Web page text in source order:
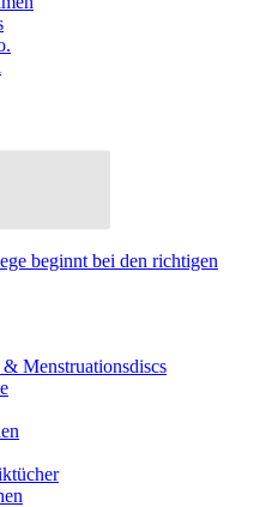
beginnt bei den richtigen
Menstruationsdiscs